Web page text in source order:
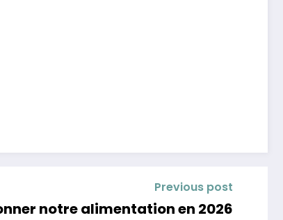
Previous post
notre alimentation en 2026